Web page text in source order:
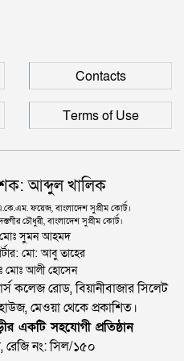
ধর্ষণ, ৬ যুবককে যে শাস্তি দিলে
Contacts
Terms of Use
আব্দুল খালিক
ফয়েজ, বাংলাদেশ সুপ্রীম কোর্ট।
চৌধুরী, বাংলাদেশ সুপ্রীম কোর্ট।
সুমন আহমদ
মো: আবু তাহের
মোঃ আলী হোসেন
কলেজ রোড, বিয়ানীবাজার সিলেট
মেওয়া থেকে প্রকাশিত।
একটি সহযোগী প্রতিষ্ঠান
রেজি নং: সিল/১৫০